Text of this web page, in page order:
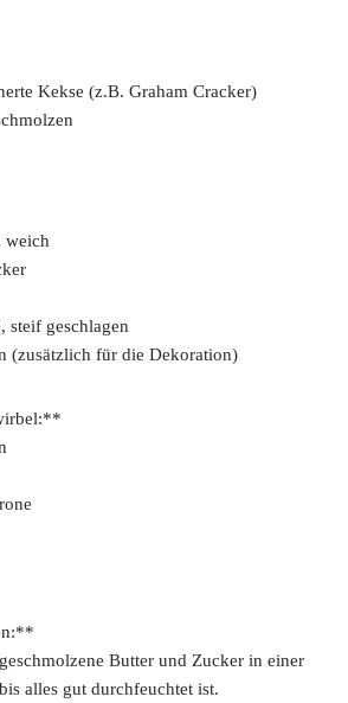
Kekse (z.B. Graham Cracker)
weich
steif geschlagen
(zusätzlich für die Dekoration)
Butter und Zucker in einer
alles gut durchfeuchtet ist.